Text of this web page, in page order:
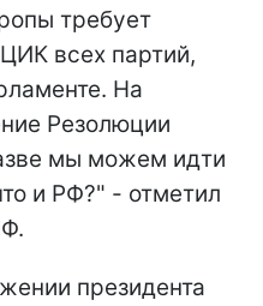
требует
всех партий,
На
Резолюции
мы можем идти
и РФ?" - отметил
президента